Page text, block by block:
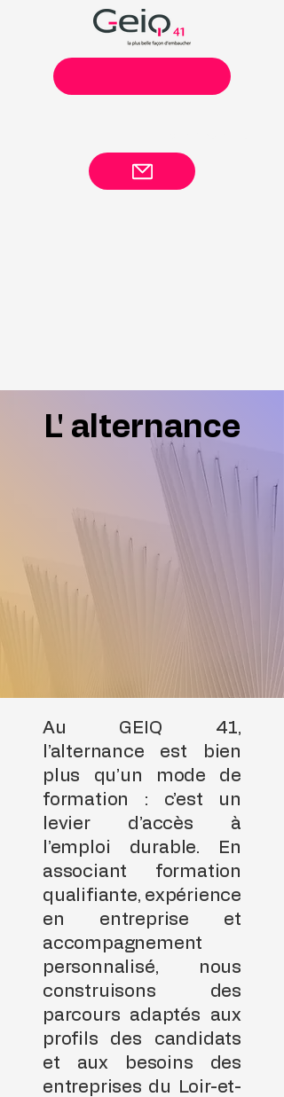
L' alternance
Au GEIQ 41,
l’alternance est bien
plus qu’un mode de
formation : c’est un
levier d’accès à
l’emploi durable. En
associant formation
qualifiante, expérience
en entreprise et
accompagnement
personnalisé, nous
construisons des
parcours adaptés aux
profils des candidats
et aux besoins des
entreprises du Loir-et-